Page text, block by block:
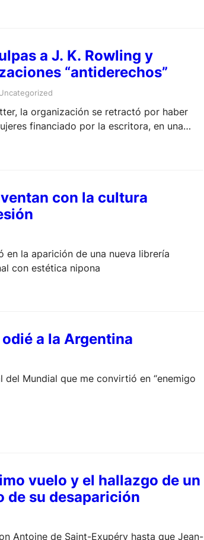
a J. K. Rowling y
“antiderechos”
la organización se retractó por haber
financiado por la escritora, en una
con la cultura
la aparición de una nueva librería
con estética nipona
a la Argentina
Mundial que me convirtió en “enemigo
vuelo y el hallazgo de un
de su desaparición
Antoine de Saint-Exupéry hasta que Jean-